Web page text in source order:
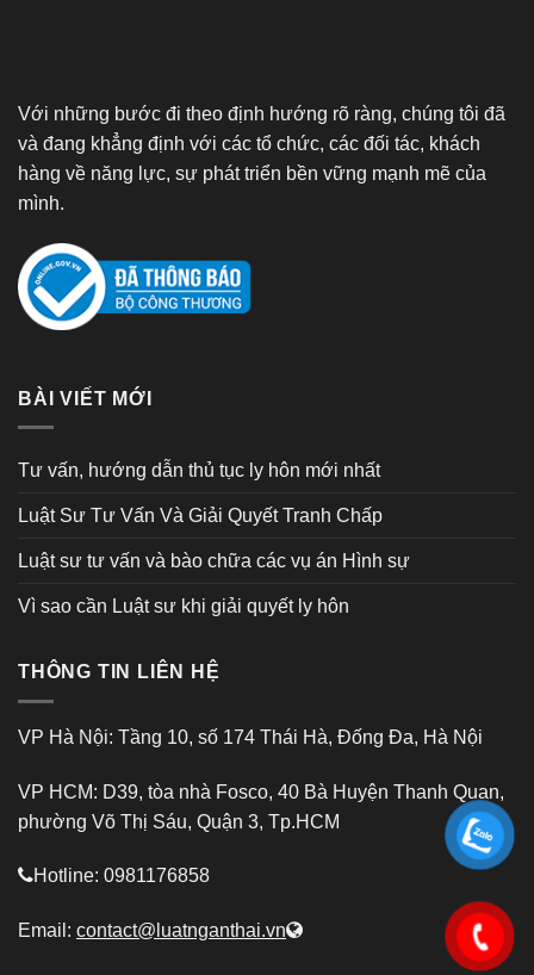
Với những bước đi theo định hướng rõ ràng, chúng tôi đã
và đang khẳng định với các tổ chức, các đối tác, khách
hàng về năng lực, sự phát triển bền vững mạnh mẽ của
mình.
BÀI VIẾT MỚI
Tư vấn, hướng dẫn thủ tục ly hôn mới nhất
Luật Sư Tư Vấn Và Giải Quyết Tranh Chấp
Luật sư tư vấn và bào chữa các vụ án Hình sự
Vì sao cần Luật sư khi giải quyết ly hôn
THÔNG TIN LIÊN HỆ
VP Hà Nội: Tầng 10, số 174 Thái Hà, Đống Đa, Hà Nội
VP HCM: D39, tòa nhà Fosco, 40 Bà Huyện Thanh Quan,
phường Võ Thị Sáu, Quận 3, Tp.HCM
Hotline: 0981176858
Email: contact@luatnganthai.vn